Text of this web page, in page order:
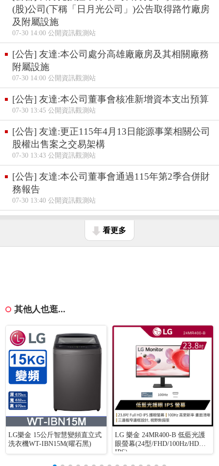
(股)公司(下稱「日月光公司」)公告取得路竹廠房
及附屬設施
07-30 14:00 公開資訊觀測站
[公告] 友達:本公司處分高雄廠廠房及其相關廠務
附屬設施
07-30 14:00 公開資訊觀測站
[公告] 友達:本公司董事會核准新增資本支出預算
07-30 13:45 公開資訊觀測站
[公告] 友達:更正115年4月13日能源事業相關公司
股權出售案之交易架構
07-30 13:43 公開資訊觀測站
[公告] 友達:本公司董事會通過115年第2季合併財
務報告
07-30 13:40 公開資訊觀測站
看更多
其他人也逛...
LG樂金 15公斤智慧變頻直立式
洗衣機WT-IBN15M(曜石黑)
LG 樂金 24MR400-B 低藍光護
眼螢幕(24型/FHD/100Hz/HDMI/
IPS)